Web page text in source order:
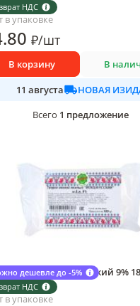
НДС
пластик
в упаковке
.80 ₽/шт
В корзину В
11 августа
НОВАЯ
Всего 1 предложение
дешевле до -5%
НДС
Мокшанский мягкий 9%
пак
в упаковке